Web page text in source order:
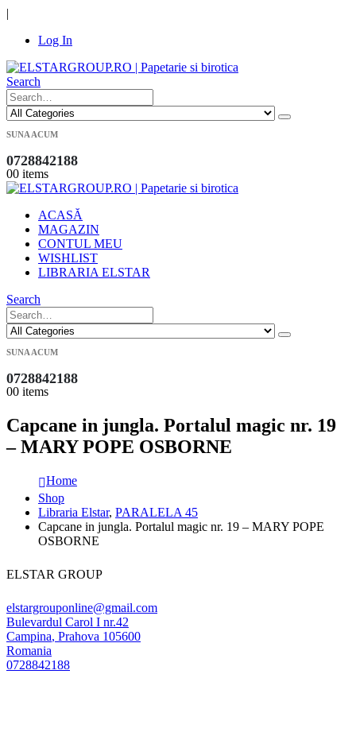
|
Log In
Search
SUNA ACUM
0728842188
00 items
ACASĂ
MAGAZIN
CONTUL MEU
WISHLIST
LIBRARIA ELSTAR
Search
SUNA ACUM
0728842188
00 items
Capcane in jungla. Portalul magic nr. 19
– MARY POPE OSBORNE
Home
Shop
Libraria Elstar, PARALELA 45
Capcane in jungla. Portalul magic nr. 19 – MARY POPE
OSBORNE
ELSTAR GROUP
elstargrouponline@gmail.com
Bulevardul Carol I nr.42
Campina, Prahova 105600
Romania
0728842188